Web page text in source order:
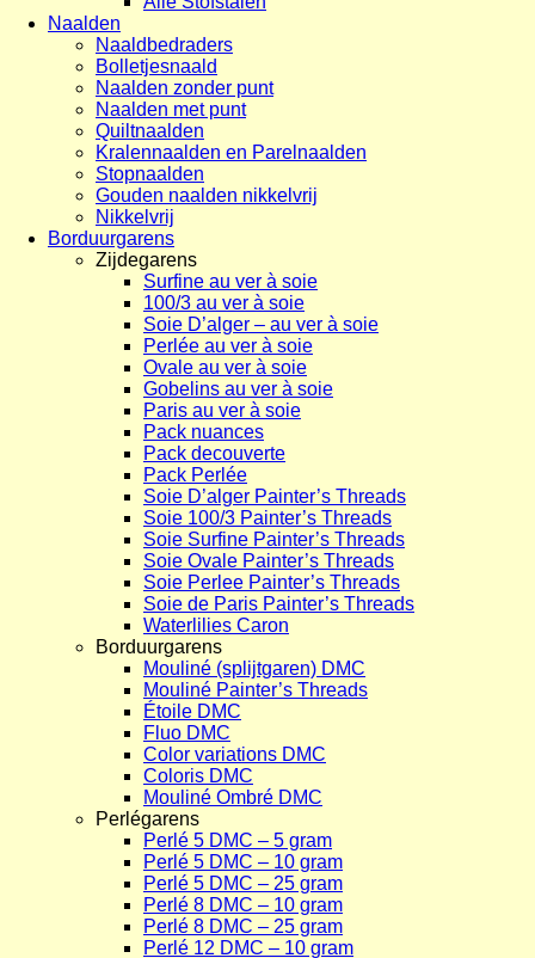
Naalden
Naaldbedraders
Bolletjesnaald
Naalden zonder punt
Naalden met punt
Quiltnaalden
Kralennaalden en Parelnaalden
Stopnaalden
Gouden naalden nikkelvrij
Nikkelvrij
Borduurgarens
Zijdegarens
Surfine au ver à soie
100/3 au ver à soie
Soie D’alger – au ver à soie
Perlée au ver à soie
Ovale au ver à soie
Gobelins au ver à soie
Paris au ver à soie
Pack nuances
Pack decouverte
Pack Perlée
Soie D’alger Painter’s Threads
Soie 100/3 Painter’s Threads
Soie Surfine Painter’s Threads
Soie Ovale Painter’s Threads
Soie Perlee Painter’s Threads
Soie de Paris Painter’s Threads
Waterlilies Caron
Borduurgarens
Mouliné (splijtgaren) DMC
Mouliné Painter’s Threads
Étoile DMC
Fluo DMC
Color variations DMC
Coloris DMC
Mouliné Ombré DMC
Perlégarens
Perlé 5 DMC – 5 gram
Perlé 5 DMC – 10 gram
Perlé 5 DMC – 25 gram
Perlé 8 DMC – 10 gram
Perlé 8 DMC – 25 gram
Perlé 12 DMC – 10 gram